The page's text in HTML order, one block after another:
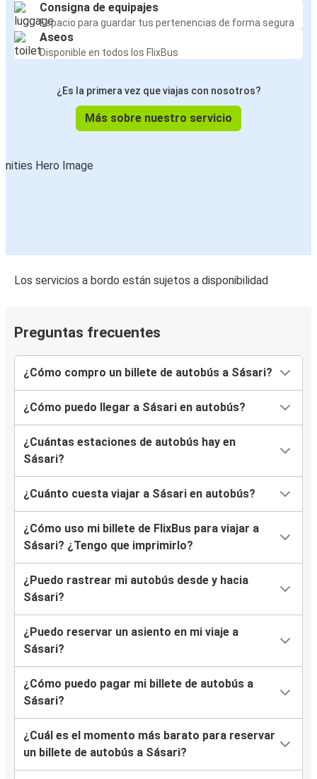
Consigna de equipajes
Espacio para guardar tus pertenencias de forma segura
Aseos
Disponible en todos los FlixBus
¿Es la primera vez que viajas con nosotros?
Más sobre nuestro servicio
Los servicios a bordo están sujetos a disponibilidad
Preguntas frecuentes
¿Cómo compro un billete de autobús a Sásari?
¿Cómo puedo llegar a Sásari en autobús?
¿Cuántas estaciones de autobús hay en
Sásari?
¿Cuánto cuesta viajar a Sásari en autobús?
¿Cómo uso mi billete de FlixBus para viajar a
Sásari? ¿Tengo que imprimirlo?
¿Puedo rastrear mi autobús desde y hacia
Sásari?
¿Puedo reservar un asiento en mi viaje a
Sásari?
¿Cómo puedo pagar mi billete de autobús a
Sásari?
¿Cuál es el momento más barato para reservar
un billete de autobús a Sásari?